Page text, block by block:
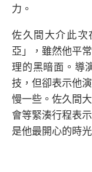
力。
佐久間大介此
亞」，雖然他平
理的黑暗面。導
技，但卻表示他
慢一些。佐久間
會等緊湊行程表
是他最開心的時光